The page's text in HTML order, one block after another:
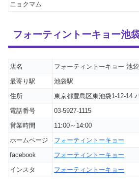
ニョクマム
フォーティントーキョー池
店名
フォーティントーキョー 池
最寄り駅
池袋駅
住所
東京都豊島区東池袋1-12-14
電話番号
03-5927-1115
営業時間
11:00～14:00
ホームページ
フォーティントーキョー
facebook
フォーティントーキョー
インスタ
フォーティントーキョー